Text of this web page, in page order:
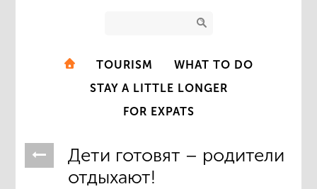
TOURISM
WHAT TO DO
STAY A LITTLE LONGER
FOR EXPATS
Дети готовят – родители
отдыхают!